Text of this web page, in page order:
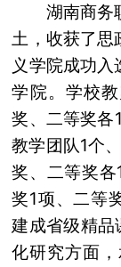
湖南商务
土，收获了思
义学院成功
学院。学校
奖、二等奖各
教学团队1个
奖、二等奖
奖1项、二等
建成省级精品
化研究方面